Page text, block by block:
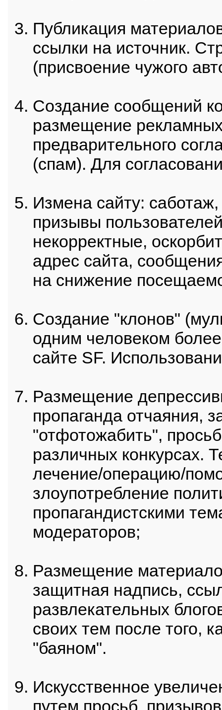
Публикация
ссылки на источник.
(присвоение чужого
Создание сообщений
размещение
предварительного
(спам). Для
Измена сайту:
призывы
некорректные,
адрес сайта,
на снижение
Создание "клонов"
одним человеком
сайте SF.
Размещение
пропаганда отчаяния,
"отфотожабить",
различных конкурсах.
лечение/операцию/
злоупотребление
пропагандистскими
модераторов;
Размещение
защитная надпись,
развлекательных
своих тем после того,
"баяном".
Искусственное
путем просьб,